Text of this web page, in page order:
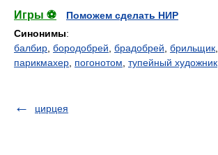
Игры ⚽
Поможем сделать НИР
Синонимы:
балбир бородобрей брадобрей брильщик
парикмахер погонотом тупейный художник
цирцея